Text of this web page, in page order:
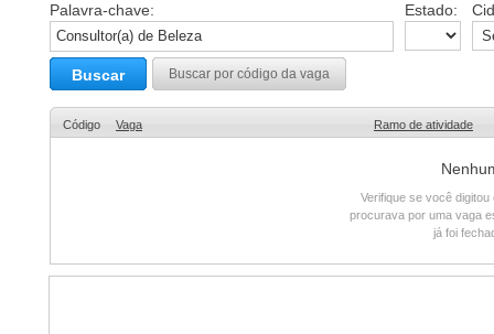
Palavra-chave: Estado:
Buscar Buscar por código da vaga
Código Vaga Ramo de atividade
Verifique se você
procurava por uma vaga
já foi